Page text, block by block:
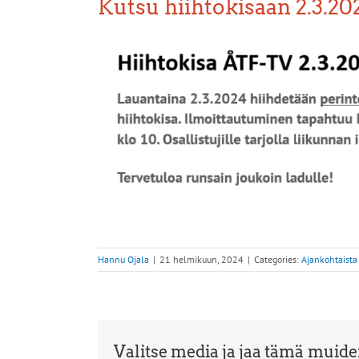
Kutsu hiihtokisaan
Hannu Ojala | 21 helmikuun, 2024 | Categories: Ajankohtaista
Valitse media ja jaa tämä